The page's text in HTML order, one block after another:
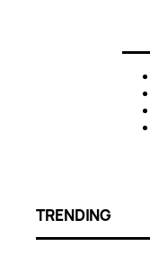
TRENDING